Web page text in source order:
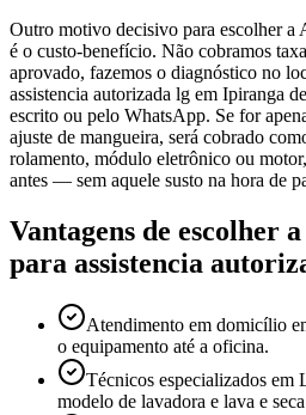
Outro motivo decisivo para escolher a
é o custo-benefício. Não cobramos
aprovado, fazemos o diagnóstico no
assistencia autorizada lg em Ipiranga
escrito ou pelo WhatsApp. Se for
ajuste de mangueira, será cobrado
rolamento, módulo eletrônico ou
antes — sem aquele susto na hora de
Vantagens de escolher
para assistencia
Atendimento em domicílio
o equipamento até a oficina.
Técnicos especializados
modelo de lavadora e lava e